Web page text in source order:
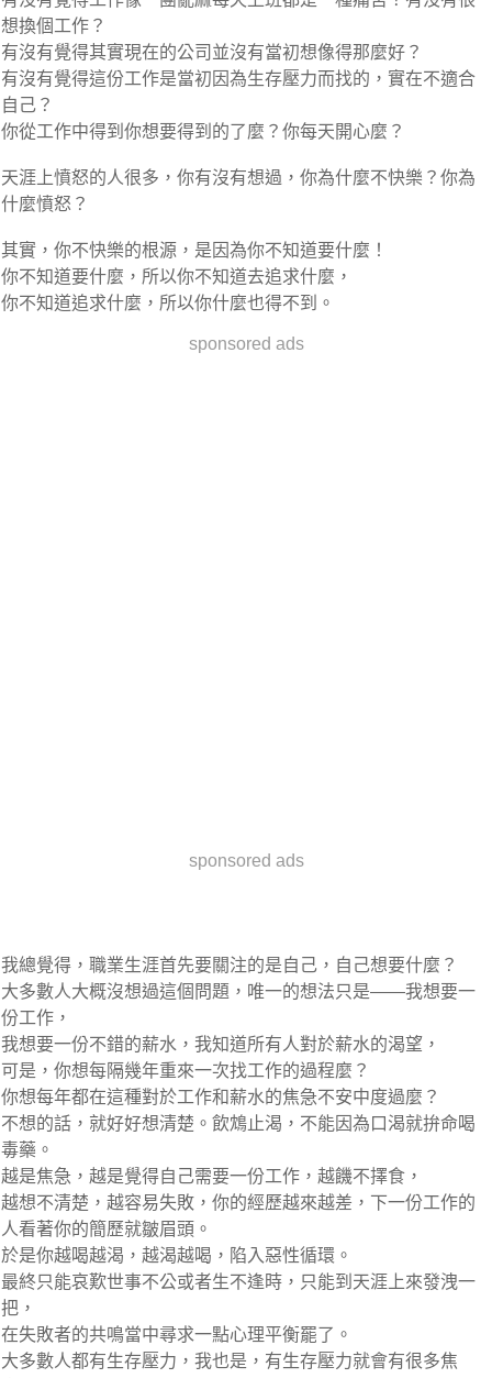
想換個工作？
有沒有覺得其實現在的公司並沒有當初想像得那麼好？
有沒有覺得這份工作是當初因為生存壓力而找的，實在不適合
自己？
你從工作中得到你想要得到的了麼？你每天開心麼？
天涯上憤怒的人很多，你有沒有想過，你為什麼不快樂？你為
什麼憤怒？
其實，你不快樂的根源，是因為你不知道要什麼！
你不知道要什麼，所以你不知道去追求什麼，
你不知道追求什麼，所以你什麼也得不到。
sponsored ads
sponsored ads
我總覺得，職業生涯首先要關注的是自己，自己想要什麼？
大多數人大概沒想過這個問題，唯一的想法只是——我想要一
份工作，
我想要一份不錯的薪水，我知道所有人對於薪水的渴望，
可是，你想每隔幾年重來一次找工作的過程麼？
你想每年都在這種對於工作和薪水的焦急不安中度過麼？
不想的話，就好好想清楚。飲鴆止渴，不能因為口渴就拚命喝
毒藥。
越是焦急，越是覺得自己需要一份工作，越饑不擇食，
越想不清楚，越容易失敗，你的經歷越來越差，下一份工作的
人看著你的簡歷就皺眉頭。
於是你越喝越渴，越渴越喝，陷入惡性循環。
最終只能哀歎世事不公或者生不逢時，只能到天涯上來發洩一
把，
在失敗者的共鳴當中尋求一點心理平衡罷了。
大多數人都有生存壓力，我也是，有生存壓力就會有很多焦